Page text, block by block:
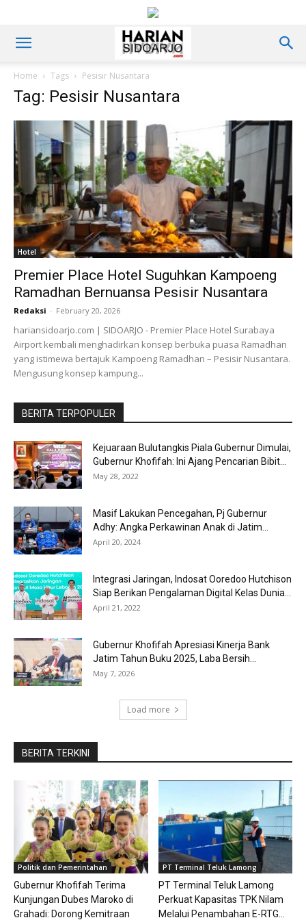
Home Tags Pesisir Nusantara
Tag: Pesisir Nusantara
Hotel
Premier Place Hotel Suguhkan Kampoeng
Ramadhan Bernuansa Pesisir Nusantara
Redaksi - February 20, 2026
hariansidoarjo.com | SIDOARJO - Premier Place Hotel Surabaya
Airport kembali menghadirkan konsep berbuka puasa Ramadhan
yang istimewa bertajuk Kampoeng Ramadhan – Pesisir Nusantara.
Mengusung konsep kampung...
BERITA TERPOPULER
Kejuaraan Bulutangkis Piala Gubernur Dimulai,
Gubernur Khofifah: Ini Ajang Pencarian Bibit...
May 28, 2022
Masif Lakukan Pencegahan, Pj Gubernur
Adhy: Angka Perkawinan Anak di Jatim...
April 20, 2024
Integrasi Jaringan, Indosat Ooredoo Hutchison
Siap Berikan Pengalaman Digital Kelas Dunia...
April 21, 2022
Gubernur Khofifah Apresiasi Kinerja Bank
Jatim Tahun Buku 2025, Laba Bersih...
May 7, 2026
Load more
BERITA TERKINI
Politik dan Pemerintahan
Gubernur Khofifah Terima
Kunjungan Dubes Maroko di
Grahadi: Dorong Kemitraan
PT Terminal Teluk Lamong
PT Terminal Teluk Lamong
Perkuat Kapasitas TPK Nilam
Melalui Penambahan E-RTG...